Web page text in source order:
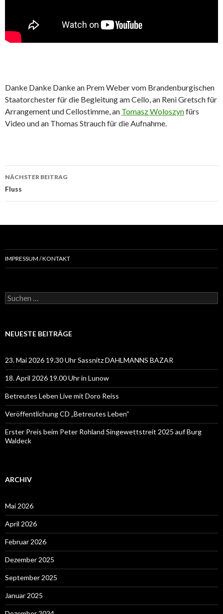
Danke Danke Danke an Prem Weber vom Brandenburgischen
Staatorchester für die Begleitung am Cello, an Reni Gretsch für
Arrangement und Cellostimme, an Tomasz Woloszynfürs
Video und an Thomas Strauch für die Aufnahme.
Beitrags-
Navigation
NÄCHSTER BEITRAG
Fluss
IMPRESSUM / KONTAKT
Suchen
nach:
NEUESTE BEITRÄGE
23. Mai 2026 19.30 Uhr Sassnitz DAHLMANNS BAZAR
18. April 2026 19.00 Uhr in Lunow
Betreutes Leben Live mit Doro Reiss
Veröffentlichung CD „Betreutes Leben“
Erster Preis beim Peter Rohland Singewettstreit 2025 auf Burg
Waldeck
ARCHIV
Mai 2026
April 2026
Februar 2026
Dezember 2025
September 2025
Januar 2025